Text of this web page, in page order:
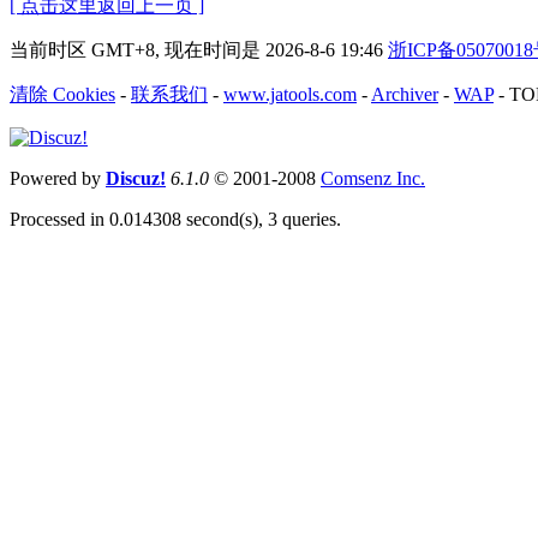
[ 点击这里返回上一页 ]
当前时区 GMT+8, 现在时间是 2026-8-6 19:46 浙ICP备05070018
清除 Cookies - 联系我们 - www.jatools.com - Archiver- WAP-
Powered by Discuz! 6.1.0 © 2001-2008 Comsenz Inc.
Processed in 0.014308 second(s), 3 queries.